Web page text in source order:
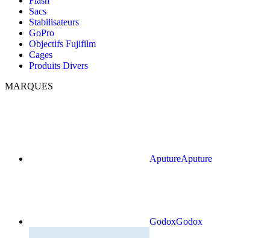
Sacs
Stabilisateurs
GoPro
Objectifs Fujifilm
Cages
Produits Divers
MARQUES
AputureAputure
GodoxGodox